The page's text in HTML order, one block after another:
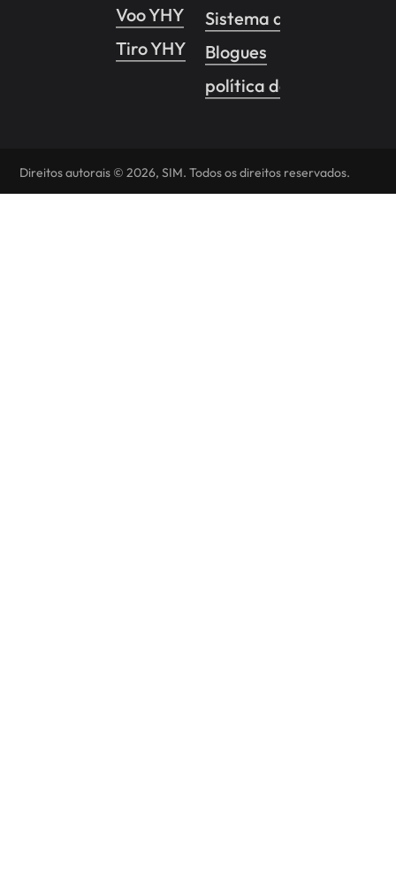
Voo YHY
Tiro YHY
Sistema de controle de
Blogues
política de Privacidade
Direitos autorais © 2026, SIM. Todos os direitos reservados.